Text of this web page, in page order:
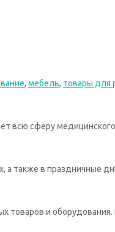
, мебель, товары для
всю сферу
а также в праздничные
товаров и